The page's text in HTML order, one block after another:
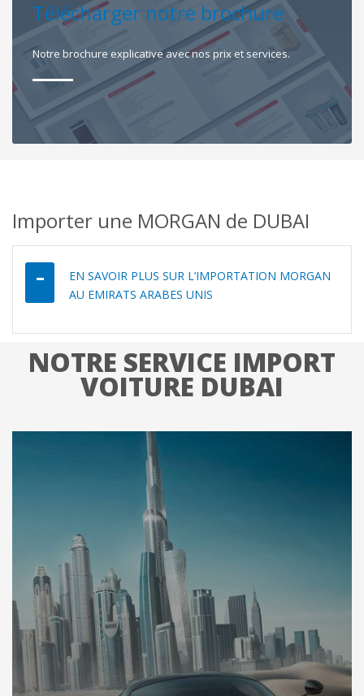
Télécharger notre brochure
Notre brochure explicative avec nos prix et services.
Importer une MORGAN de DUBAI
EN SAVOIR PLUS SUR L’IMPORTATION MORGAN
AU EMIRATS ARABES UNIS
NOTRE SERVICE IMPORT
VOITURE DUBAI